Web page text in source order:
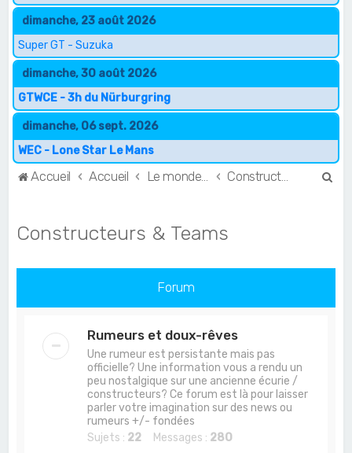
dimanche, 23 août 2026
Super GT - Suzuka
dimanche, 30 août 2026
GTWCE - 3h du Nürburgring
dimanche, 06 sept. 2026
WEC - Lone Star Le Mans
Accueil Accueil Constructeurs & Teams
c
Constructeurs & Teams
Forum
Rumeurs et doux-rêves
Une rumeur est persistante mais pas
officielle? Une information vous a rendu un
peu nostalgique sur une ancienne écurie /
constructeurs? Ce forum est là pour laisser
parler votre imagination sur des news ou
rumeurs +/- fondées
Sujets : 22 Messages : 280